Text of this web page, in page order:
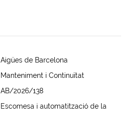
Aigües de Barcelona
Manteniment i Continuïtat
AB/2026/138
Escomesa i automatització de la